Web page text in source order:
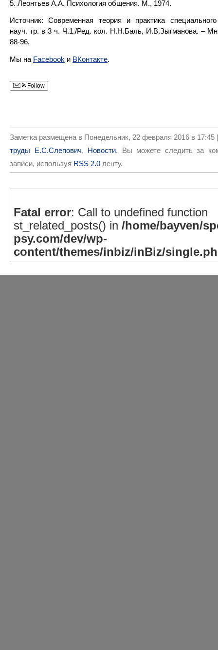
5. Леонтьев А.А. Психология общения. М., 1974.
Источник: Современная теория и практика
науч. тр. в 3 ч. Ч.1./Ред. кол. Н.Н.Баль, И.В.Зыгманова. –
88-96.
Мы на Facebook и ВКонтакте.
Follow
Заметка размещена в Понедельник, 22 февраля 2016 в 17:45
труды Е.С.Слепович, Новости. Вы можете следить за
записи, используя RSS 2.0 ленту.
Fatal error: Call to undefined function
st_related_posts() in /home/bayven/
psy.com/dev/wp-
content/themes/inbiz/inBiz/